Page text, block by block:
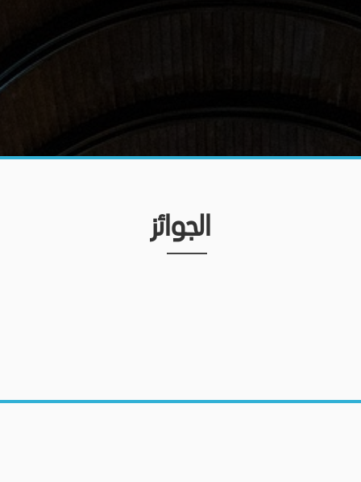
الجوائز